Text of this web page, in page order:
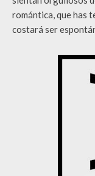
romántica, que has
costará ser